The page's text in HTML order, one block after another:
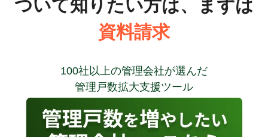
ついて知りたい方は、まずは
資料請求
100社以上の管理会社が選んだ
管理戸数拡大支援ツール